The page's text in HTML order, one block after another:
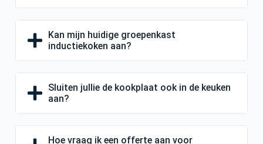
Kan mijn huidige groepenkast
inductiekoken aan?
Sluiten jullie de kookplaat ook in de keuken
aan?
Hoe vraag ik een offerte aan voor